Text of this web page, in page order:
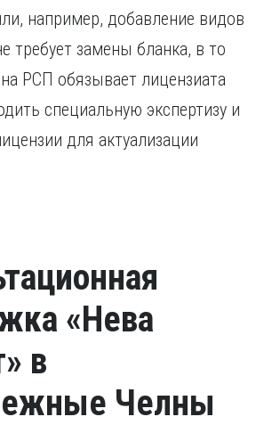
например, добавление видов
требует замены бланка, в то
РСП обязывает лицензиата
специальную экспертизу и
для актуализации
«Нева
в
Челны